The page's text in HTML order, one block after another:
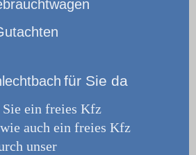
für Sie da
ein freies Kfz
auch ein freies Kfz
unser